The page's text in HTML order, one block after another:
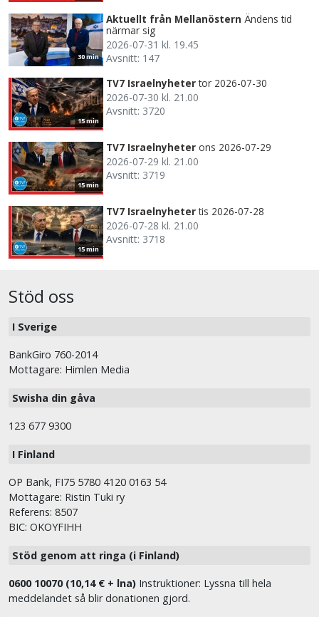
30 min
Aktuellt från Mellanöstern Ändens tid
närmar sig
2026-07-31 kl. 19.45
Avsnitt: 147
15 min
TV7 Israelnyheter tor 2026-07-30
2026-07-30 kl. 21.00
Avsnitt: 3720
15 min
TV7 Israelnyheter ons 2026-07-29
2026-07-29 kl. 21.00
Avsnitt: 3719
15 min
TV7 Israelnyheter tis 2026-07-28
2026-07-28 kl. 21.00
Avsnitt: 3718
Stöd oss
I Sverige
BankGiro 760-2014
Mottagare: Himlen Media
Swisha din gåva
123 677 9300
I Finland
OP Bank, FI75 5780 4120 0163 54
Mottagare: Ristin Tuki ry
Referens: 8507
BIC: OKOYFIHH
Stöd genom att ringa (i Finland)
0600 10070 (10,14 € + lna) Instruktioner: Lyssna till hela
meddelandet så blir donationen gjord.